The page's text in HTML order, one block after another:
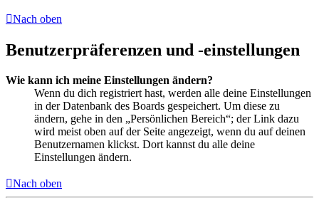
Nach oben
Benutzerpräferenzen und -einstellungen
Wie kann ich meine Einstellungen ändern?
Wenn du dich registriert hast, werden alle deine Einstellungen
in der Datenbank des Boards gespeichert. Um diese zu
ändern, gehe in den „Persönlichen Bereich“; der Link dazu
wird meist oben auf der Seite angezeigt, wenn du auf deinen
Benutzernamen klickst. Dort kannst du alle deine
Einstellungen ändern.
Nach oben